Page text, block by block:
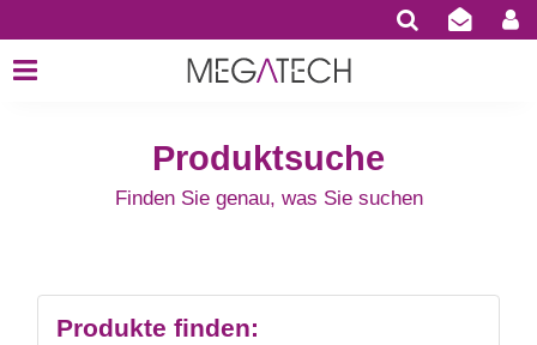
Produktsuche
Finden Sie genau, was Sie suchen
Produkte finden: